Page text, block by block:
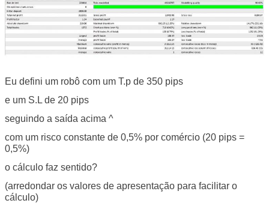
Eu defini um robô com um T.p de 350 pips
e um S.L de 20 pips
seguindo a saída acima ^
com um risco constante de 0,5% por comércio (20 pips =
0,5%)
o cálculo faz sentido?
(arredondar os valores de apresentação para facilitar o
cálculo)